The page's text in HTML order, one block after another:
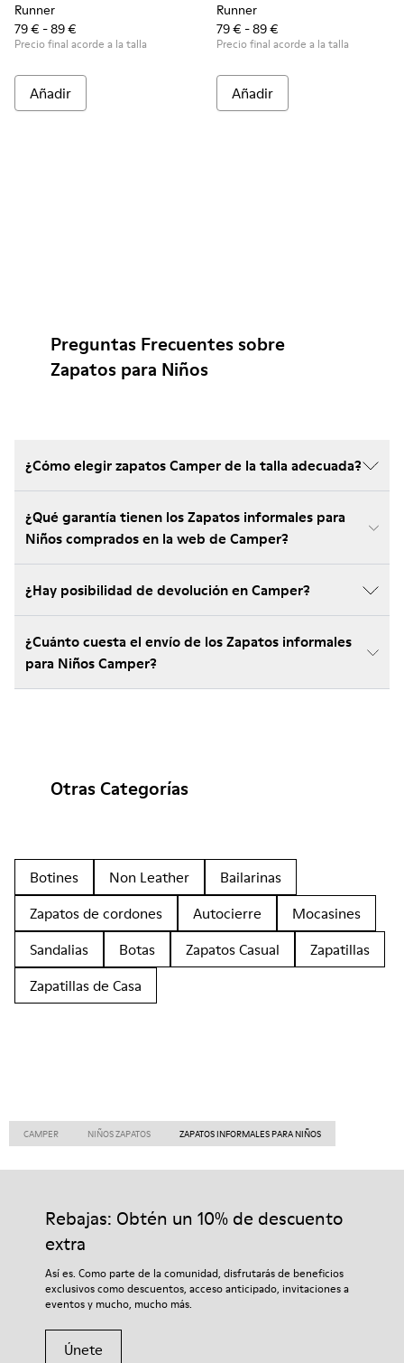
Runner
79 € - 89 €
Precio final acorde a la talla
Añadir
Runner
79 € - 89 €
Precio final acorde a la talla
Añadir
Preguntas Frecuentes sobre
Zapatos para Niños
¿Cómo elegir zapatos Camper de la talla adecuada?
¿Qué garantía tienen los Zapatos informales para
Niños comprados en la web de Camper?
¿Hay posibilidad de devolución en Camper?
¿Cuánto cuesta el envío de los Zapatos informales
para Niños Camper?
Otras Categorías
Botines Non Leather
Bailarinas
Zapatos de cordones
Autocierre
Mocasines
Sandalias
Botas Zapatos Casual
Zapatillas
Zapatillas de Casa
CAMPER NIÑOS ZAPATOS ZAPATOS INFORMALES PARA NIÑOS
Rebajas: Obtén un 10% de descuento
extra
Así es. Como parte de la comunidad, disfrutarás de beneficios
exclusivos como descuentos, acceso anticipado, invitaciones a
eventos y mucho, mucho más.
Únete